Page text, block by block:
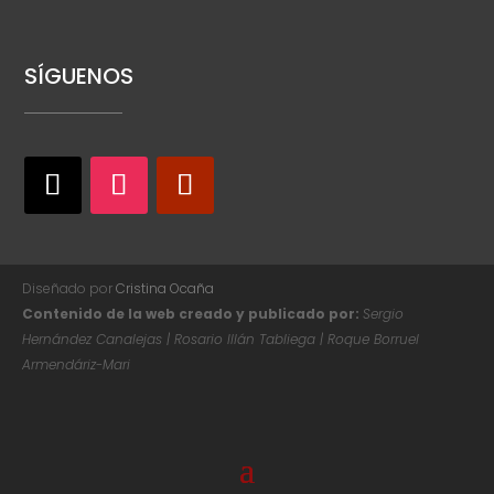
SÍGUENOS
Diseñado porCristina Ocaña
Contenido de la web creado y publicado por: Sergio
Hernández Canalejas | Rosario Illán Tabliega | Roque Borruel
Armendáriz-Mari